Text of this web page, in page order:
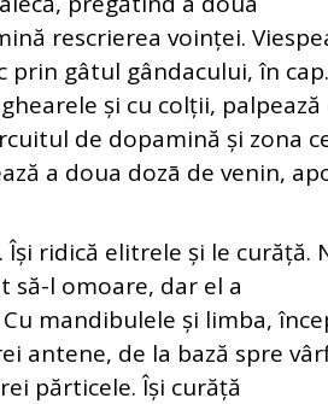
rescrierea voinței.
prin gâtul gândacului, în cap.
și cu colții, palpează
de dopamină și zona
a doua dozā de venin,
ridică elitrele și le curăță.
să-l omoare, dar el a
mandibulele și limba,
antene, de la bază spre
părticele. Își curăță